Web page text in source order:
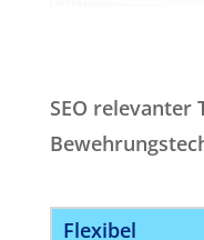
SEO relevanter
Flexibel